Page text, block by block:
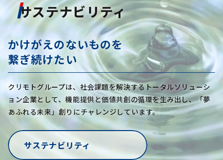
サステナビリティ
かけがえのないものを
繋ぎ続けたい
クリモトグループは、社会課題を解決するトータルソリューシ
ョン企業として、機能提供と価値共創の循環を生み出し、「夢
あふれる未来」創りにチャレンジしています。
サステナビリティ